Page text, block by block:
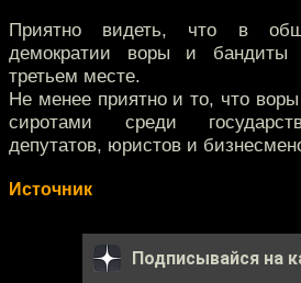
Приятно видеть, что в
демократии воры и
третьем месте.
Не менее приятно и то, что
сиротами среди
депутатов, юристов и
Источник
Подписывайся на